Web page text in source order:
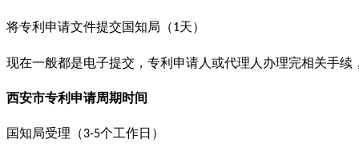
将专利申请文件提交国知局（1天）
现在一般都是电子提交，专利申请人或代理人办理完相关手
西安市专利申请周期时间
国知局受理（3-5个工作日）